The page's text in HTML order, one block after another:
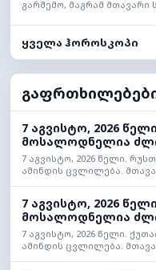
გარშემო, მაგრამ მთავარი
ყველა ჰოროსკოპი
7 აგვისტო, 2026
მოსალოდნელია
7 აგვისტო, 2026 წელი.
ამინდის ცვლილება.
7 აგვისტო, 2026
მოსალოდნელია
7 აგვისტო, 2026 წელი.
ამინდის ცვლილება.